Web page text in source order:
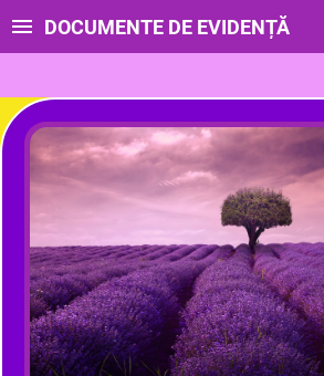
DOCUMENTE DE EVIDENȚĂ